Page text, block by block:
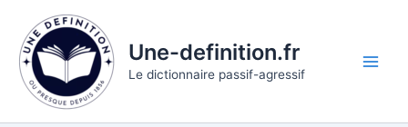
contenu
Une-definition.fr
Le dictionnaire passif-agressif